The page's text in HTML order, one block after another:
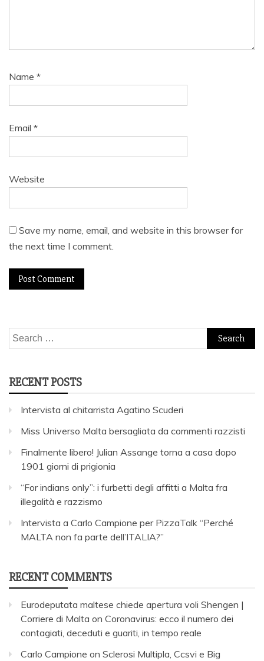
Name *
Email *
Website
Save my name, email, and website in this browser for
the next time I comment.
Search
for:
RECENT POSTS
Intervista al chitarrista Agatino Scuderi
Miss Universo Malta bersagliata da commenti razzisti
Finalmente libero! Julian Assange torna a casa dopo
1901 giorni di prigionia
“For indians only”: i furbetti degli affitti a Malta fra
illegalità e razzismo
Intervista a Carlo Campione per PizzaTalk “Perché
MALTA non fa parte dell’ITALIA?”
RECENT COMMENTS
Eurodeputata maltese chiede apertura voli Shengen |
Corriere di Malta on Coronavirus: ecco il numero dei
contagiati, deceduti e guariti, in tempo reale
Carlo Campione on Sclerosi Multipla, Ccsvi e Big